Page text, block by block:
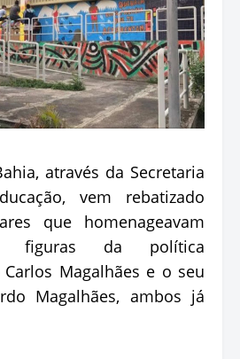
através da Secretaria
vem rebatizado
que homenageavam
figuras da política
Magalhães e o seu
Magalhães, ambos já